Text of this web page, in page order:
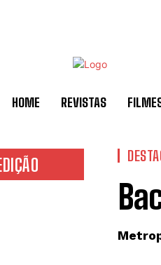
HOME REVISTAS